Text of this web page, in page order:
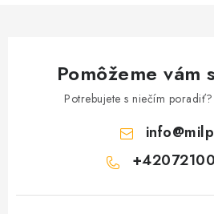
Pomôžeme vám
Potrebujete s niečím
info@